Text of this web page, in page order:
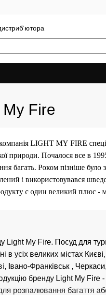
My Fire
Light My Fire. Посуд для
в усіх великих містах
Івано-Франківськ ,
бренду Light My Fire -
розпалювання багаття
LIGHT MY FIRE
природи. Почалося все в
багать. Роком пізніше
і використовувався
є один великий плюс -